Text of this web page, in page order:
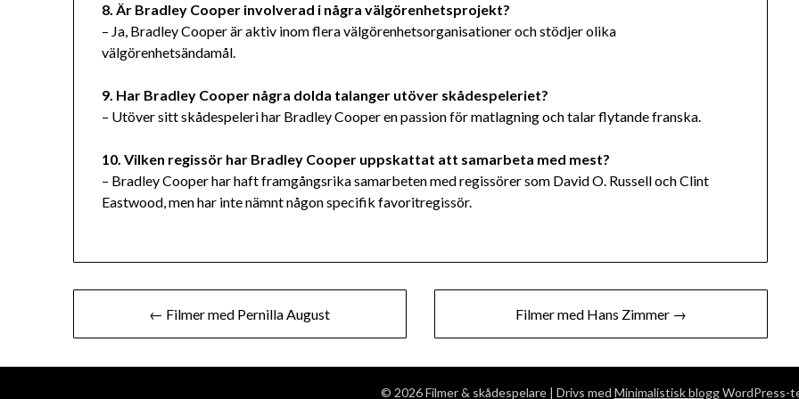
8. Är Bradley Cooper involverad i några välgörenhetsprojekt?
– Ja, Bradley Cooper är aktiv inom flera välgörenhetsorganisationer och stödjer olika
välgörenhetsändamål.
9. Har Bradley Cooper några dolda talanger utöver skådespeleriet?
– Utöver sitt skådespeleri har Bradley Cooper en passion för matlagning och talar flytande franska.
10. Vilken regissör har Bradley Cooper uppskattat att samarbeta med mest?
– Bradley Cooper har haft framgångsrika samarbeten med regissörer som David O. Russell och Clint
Eastwood, men har inte nämnt någon specifik favoritregissör.
Inläggsnavigering
← Filmer med Pernilla August Filmer med Hans Zimmer →
© 2026 Filmer & skådespelare | Drivs med Minimalistisk bloggWordPress-